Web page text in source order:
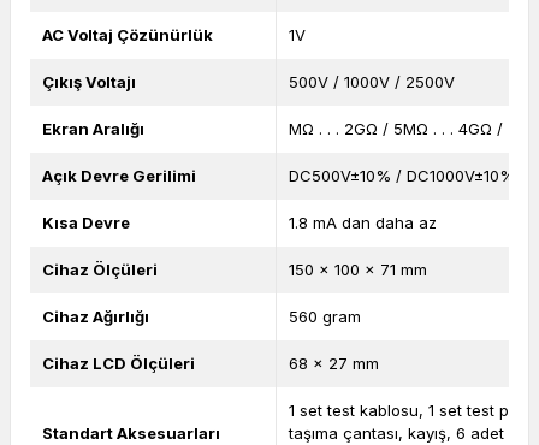
AC Voltaj Çözünürlük 1V
Çıkış Voltajı 500V / 1000V / 2500V
Ekran Aralığı MΩ . . . 2GΩ / 5MΩ . . . 4GΩ /
Açık Devre Gerilimi DC500V±10% / DC1000V±10% /
Kısa Devre 1.8 mA dan daha az
Cihaz Ölçüleri 150 x 100 x 71 mm
Cihaz Ağırlığı 560 gram
Cihaz LCD Ölçüleri 68 x 27 mm
Standart Aksesuarları
1 set test kablosu, 1 set test
taşıma çantası, kayış, 6 adet